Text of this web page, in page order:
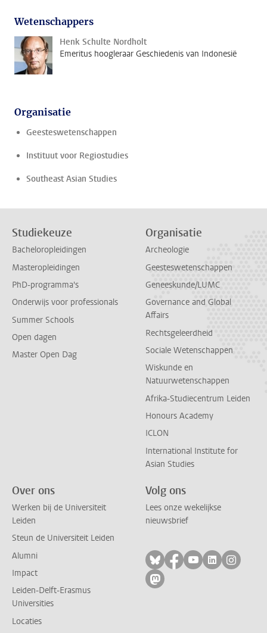
Wetenschappers
Henk Schulte Nordholt
Emeritus hoogleraar Geschiedenis van Indonesië
Organisatie
Geesteswetenschappen
Instituut voor Regiostudies
Southeast Asian Studies
Studiekeuze
Bacheloropleidingen
Masteropleidingen
PhD-programma's
Onderwijs voor professionals
Summer Schools
Open dagen
Master Open Dag
Organisatie
Archeologie
Geesteswetenschappen
Geneeskunde/LUMC
Governance and Global
Affairs
Rechtsgeleerdheid
Sociale Wetenschappen
Wiskunde en
Natuurwetenschappen
Afrika-Studiecentrum Leiden
Honours Academy
ICLON
International Institute for
Asian Studies
Over ons
Werken bij de Universiteit
Leiden
Steun de Universiteit Leiden
Alumni
Impact
Leiden-Delft-Erasmus
Universities
Locaties
Volg ons
Lees onze wekelijkse
nieuwsbrief
Volg ons op bluesky
Volg ons op
Volg ons op
Volg ons
Volg
Volg ons op mastodon